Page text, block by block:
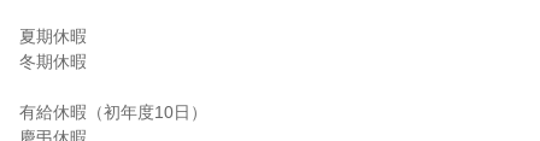
夏期休暇
冬期休暇
有給休暇（初年度10日）